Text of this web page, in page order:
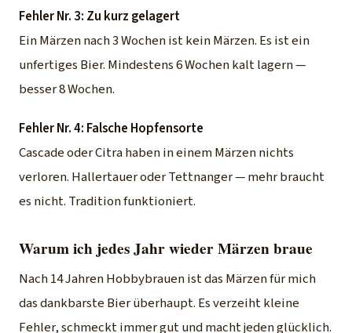
Fehler Nr. 3: Zu kurz gelagert
Ein Märzen nach 3 Wochen ist kein Märzen. Es ist ein
unfertiges Bier. Mindestens 6 Wochen kalt lagern —
besser 8 Wochen.
Fehler Nr. 4: Falsche Hopfensorte
Cascade oder Citra haben in einem Märzen nichts
verloren. Hallertauer oder Tettnanger — mehr braucht
es nicht. Tradition funktioniert.
Warum ich jedes Jahr wieder Märzen braue
Nach 14 Jahren Hobbybrauen ist das Märzen für mich
das dankbarste Bier überhaupt. Es verzeiht kleine
Fehler, schmeckt immer gut und macht jeden glücklich.